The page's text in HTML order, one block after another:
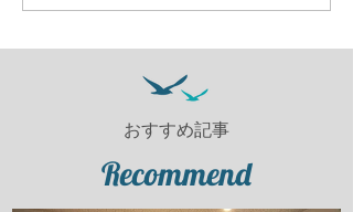
おすすめ記事
Recommend